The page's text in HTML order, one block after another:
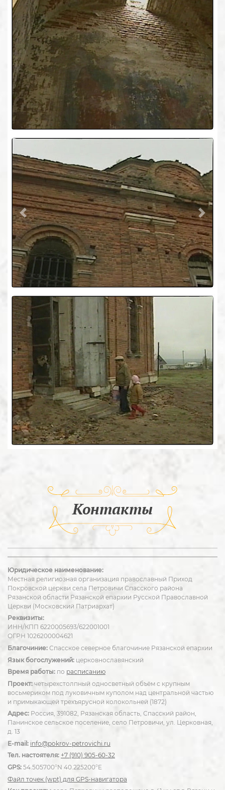
Previous Next
Контакты
Юридическое наименование:
Местная религиозная организация православный Приход
Покровской церкви села Петровичи Спасского района
Рязанской области Рязанской епархии Русской Православной
Церкви (Московский Патриархат)
Реквизиты:
ИНН/КПП 6220005693/622001001
ОГРН 1026200004621
Благочиние: Спасское северное благочиние Рязанской епархии
Язык богослужений: церковнославянский
Время работы: по расписанию
Проект: четырехстолпный односветный объём с крупным
восьмериком под луковичным куполом над центральной частью
и примыкающей трехъярусной колокольней (1872)
Адрес: Россия, 391082, Рязанская область, Спасский район,
Панинское сельское поселение, село Петровичи, ул. Церковная,
д. 13
E-mail: info@pokrov-petrovichi.ru
Тел. настоятеля: +7 (910) 905-60-32
GPS: 54.505700°N 40.225200°E
Файл точек (wpt) для GPS-навигатора